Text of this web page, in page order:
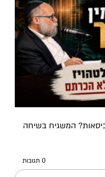
המשגיח בשיחה
0 תגובות